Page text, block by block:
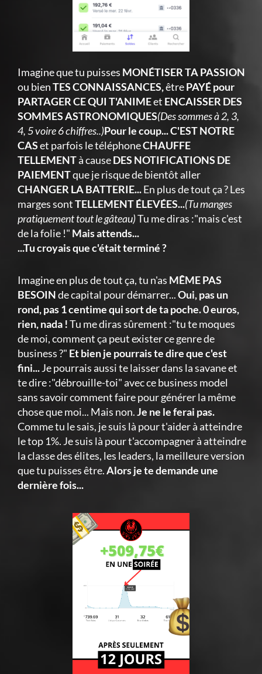
Imagine que tu puisses MONÉTISER TA PASSION
ou bienTES CONNAISSANCES,êtrePAYÉ pour
PARTAGER CE QUI T'ANIMEet ENCAISSER DES
SOMMES ASTRONOMIQUES(Des sommes à 2, 3,
4, 5 voire 6 chiffres..)Pour le coup... C'EST NOTRE
CASet parfois le téléphoneCHAUFFE
TELLEMENTà causeDES NOTIFICATIONS DE
PAIEMENTque je risque de bientôt aller
CHANGER LA BATTERIE...En plus de tout ça ? Les
marges sontTELLEMENT ÉLEVÉES...(Tu manges
pratiquement tout le gâteau)Tu me diras :"mais c'est
de la folie !" Mais attends...
...Tu croyais que c'était terminé ?
Imagine en plus de tout ça, tu n'as MÊME PAS
BESOINde capital pour démarrer...Oui, pas un
rond, pas 1 centime qui sort de ta poche. 0 euros,
rien, nada !Tu me diras sûrement :"tu te moques
de moi, comment ça peut exister ce genre de
business ?" Et bien je pourrais te dire que c'est
fini...Je pourrais aussi te laisser dans la savane et
te dire :"débrouille-toi" avec ce business model
sans savoir comment faire pour générer la même
chose que moi... Mais non.Je ne le ferai pas.
Comme tu le sais, je suis là pour t'aider à atteindre
le top 1%. Je suis là pour t'accompagner à atteindre
la classe des élites, les leaders, la meilleure version
que tu puisses être.Alors je te demande une
dernière fois...